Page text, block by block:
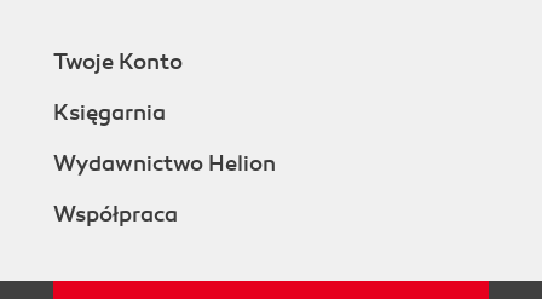
Twoje Konto
Księgarnia
Wydawnictwo Helion
Współpraca